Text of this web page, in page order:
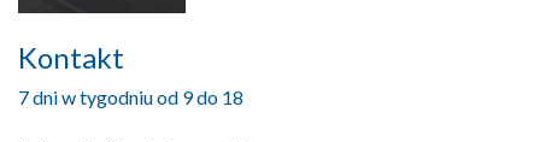
Kontakt
7 dni w tygodniu od 9 do 18